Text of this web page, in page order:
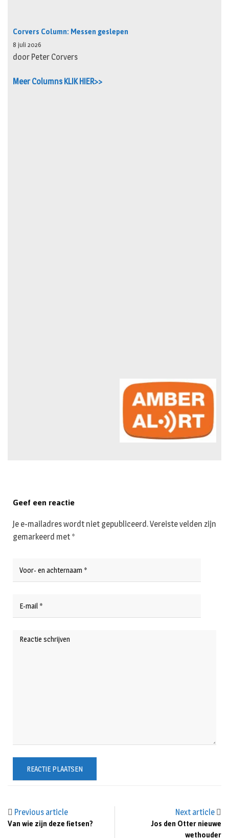
Corvers Column: Messen geslepen
8 juli 2026
door Peter Corvers
Meer Columns KLIK HIER>>
Previous article
Van wie zijn deze fietsen?
Next article
Jos den Otter nieuwe
wethouder
Geef een reactie
Je e-mailadres wordt niet gepubliceerd.Vereiste velden zijn
gemarkeerd met *